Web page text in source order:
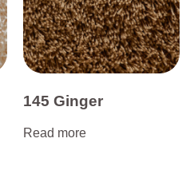
145 Ginger
Read more